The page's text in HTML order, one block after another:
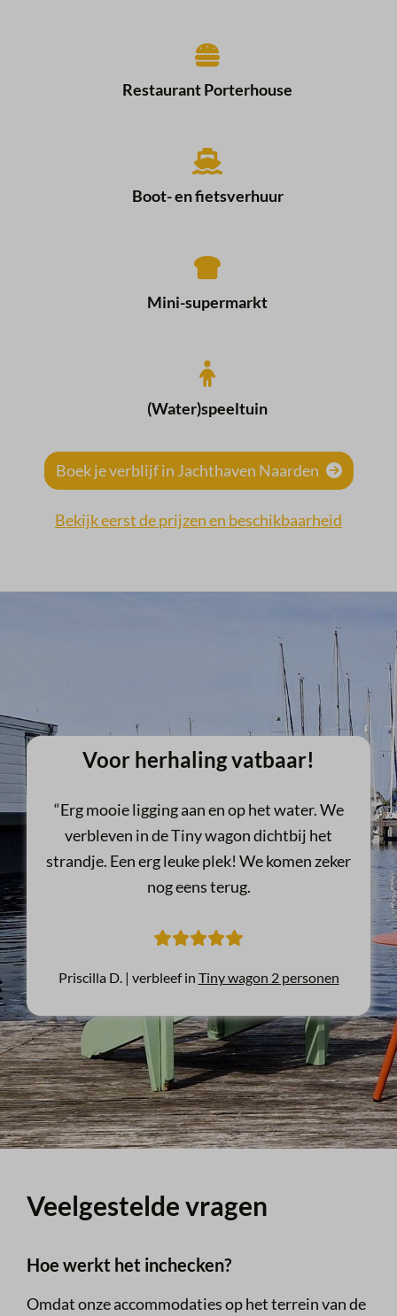
Restaurant Porterhouse
Boot- en fietsverhuur
Mini-supermarkt
(Water)speeltuin
Boek je verblijf in Jachthaven Naarden
Bekijk eerst de prijzen en beschikbaarheid
Voor herhaling vatbaar!
“Erg mooie ligging aan en op het water. We
verbleven in de Tiny wagon dichtbij het
strandje. Een erg leuke plek! We komen zeker
nog eens terug.
Priscilla D. | verbleef in Tiny wagon 2 personen
Veelgestelde vragen
Hoe werkt het inchecken?
Omdat onze accommodaties op het terrein van de